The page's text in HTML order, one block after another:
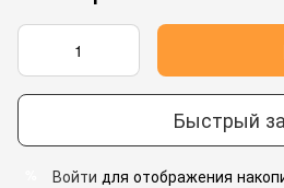
Быстрый
Войти для отображения